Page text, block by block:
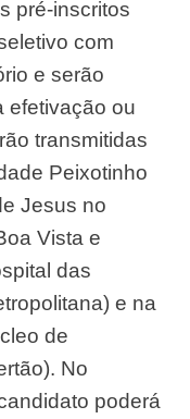
pré-inscritos
com
e serão
efetivação ou
transmitidas
Peixotinho
Jesus no
Vista e
das
e na
de
No
poderá